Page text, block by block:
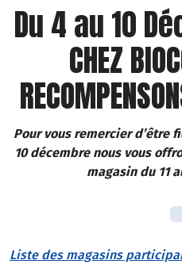
Du 4 au 10
CHEZ
Pour vous remercier d’être
10 décembre nous vous
magasin du 11
Liste des magasins